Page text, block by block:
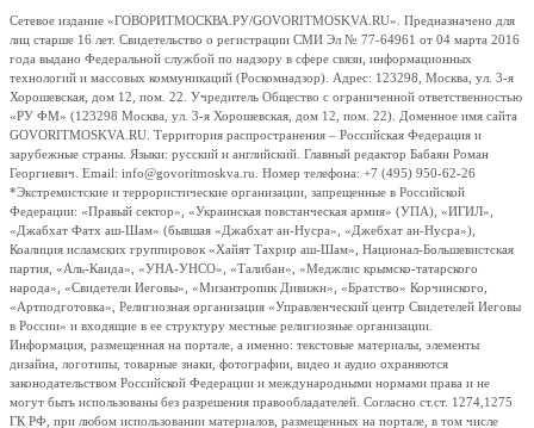
Сетевое издание «ГОВОРИТМОСКВА.РУ/GOVORITMOSKVA.RU». Предназначено для
лиц старше 16 лет. Свидетельство о регистрации СМИ Эл № 77-64961 от 04 марта 2016
года выдано Федеральной службой по надзору в сфере связи, информационных
технологий и массовых коммуникаций (Роскомнадзор). Адрес: 123298, Москва, ул. 3-я
Хорошевская, дом 12, пом. 22. Учредитель Общество с ограниченной ответственностью
«РУ ФМ» (123298 Москва, ул. 3-я Хорошевская, дом 12, пом. 22). Доменное имя сайта
GOVORITMOSKVA.RU. Территория распространения – Российская Федерация и
зарубежные страны. Языки: русский и английский. Главный редактор Бабаян Роман
Георгиевич. Email: info@govoritmoskva.ru. Номер телефона: +7 (495) 950-62-26
*Экстремистские и террористические организации, запрещенные в Российской
Федерации: «Правый сектор», «Украинская повстанческая армия» (УПА), «ИГИЛ»,
«Джабхат Фатх аш-Шам» (бывшая «Джабхат ан-Нусра», «Джебхат ан-Нусра»),
Коалиция исламских группировок «Хайят Тахрир аш-Шам», Национал-Большевистская
партия, «Аль-Каида», «УНА-УНСО», «Талибан», «Меджлис крымско-татарского
народа», «Свидетели Иеговы», «Мизантропик Дивижн», «Братство» Корчинского,
«Артподготовка», Религиозная организация «Управленческий центр Свидетелей Иеговы
в России» и входящие в ее структуру местные религиозные организации.
Информация, размещенная на портале, а именно: текстовые материалы, элементы
дизайна, логотипы, товарные знаки, фотографии, видео и аудио охраняются
законодательством Российской Федерации и международными нормами права и не
могут быть использованы без разрешения правообладателей. Согласно ст.ст. 1274,1275
ГК РФ, при любом использовании материалов, размещенных на портале, в том числе